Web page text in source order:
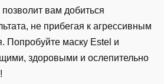
вам добиться
не прибегая к агрессивным
Попробуйте маску Estel и
здоровыми и ослепительно